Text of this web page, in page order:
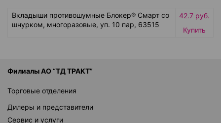
Вкладыши противошумные Блокер® Смарт со
шнурком, многоразовые, уп. 10 пар, 63515
42.7 руб.
Купить
Филиалы АО “ТД ТРАКТ”
Торговые отделения
Дилеры и представители
Сервис и услуги